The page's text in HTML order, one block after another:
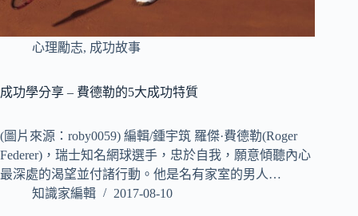
心理勵志, 成功故事
成功學分享 – 費德勒的5大成功特質
(圖片來源：roby0059) 編輯/鍾宇筑 羅傑·費德勒(Roger
Federer)，瑞士知名網球選手，忠於自我，願意傾聽內心
最深處的渴望並付諸行動。他是名有家室的男人…
知識家編輯
2017-08-10